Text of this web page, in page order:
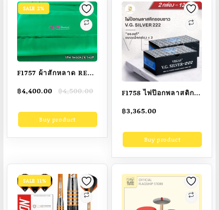
เลย ใช้รีซีฟได้หลาย
ยี่ห้อ ส่งฟรี ร้านไทย
ใหญ่ รถไต่หิน รถบักกี้
SALE 2%
F1757 ผ้าสักหลาด RED
สนุกเกอร์ขนาด 6×12
฿4,500.00
Original
was:
฿4,500.00.
฿4,400.00
Current
is:
฿4,400.00.Buy product
F1758 ไพ่ป๊อกพลาสติก
ตอง2 ตองสอง ไพ่แท้ ไพ่
฿3,365.00
Buy product
SALE 11%